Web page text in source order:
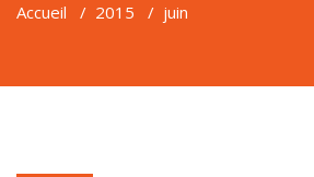
Accueil / 2015 / juin